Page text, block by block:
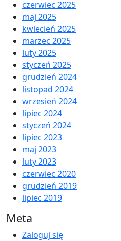
czerwiec 2025
maj 2025
kwiecień 2025
marzec 2025
luty 2025
styczeń 2025
grudzień 2024
listopad 2024
wrzesień 2024
lipiec 2024
styczeń 2024
lipiec 2023
maj 2023
luty 2023
czerwiec 2020
grudzień 2019
lipiec 2019
Meta
Zaloguj się